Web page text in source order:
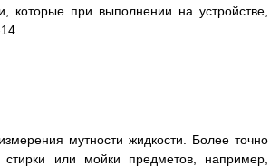
при выполнении на устройстве,
мутности жидкости. Более точно
или мойки предметов, например,